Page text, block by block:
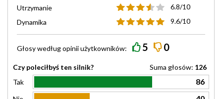
Utrzymanie
6.8/10
Dynamika
9.6/10
Głosy wedługopiniiużytkowników: 5 0
Czy poleciłbyś ten silnik? Suma głosów: 126
Tak
86